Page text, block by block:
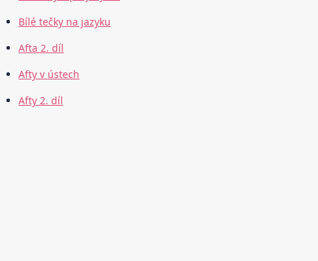
Bílé tečky na jazyku
Afta 2. díl
Afty v ústech
Afty 2. díl